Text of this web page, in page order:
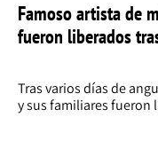
Famoso artista de
fueron liberados
Tras varios días de
y sus familiares fueron